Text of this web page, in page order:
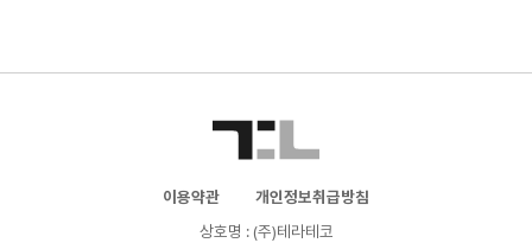
이용약관
개인정보취급방침
상호명 : (주)테라테코